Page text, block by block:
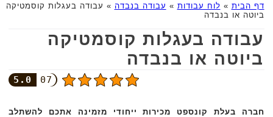
דף הבית » לוח עבודות » עבודה בנבדה » עבודה בעגלות קוסמטיקה
ביוטה או בנבדה
עבודה בעגלות קוסמטיקה
ביוטה או בנבדה
5.0 07
חברה בעלת קונספט מכירות ייחודי מזמינה אתכם להשתלב